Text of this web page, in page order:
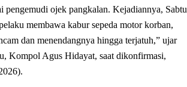
pengemudi ojek pangkalan. Kejadiannya, Sabtu
membawa kabur sepeda motor korban,
dan menendangnya hingga terjatuh,” ujar
Kompol Agus Hidayat, saat dikonfirmasi,